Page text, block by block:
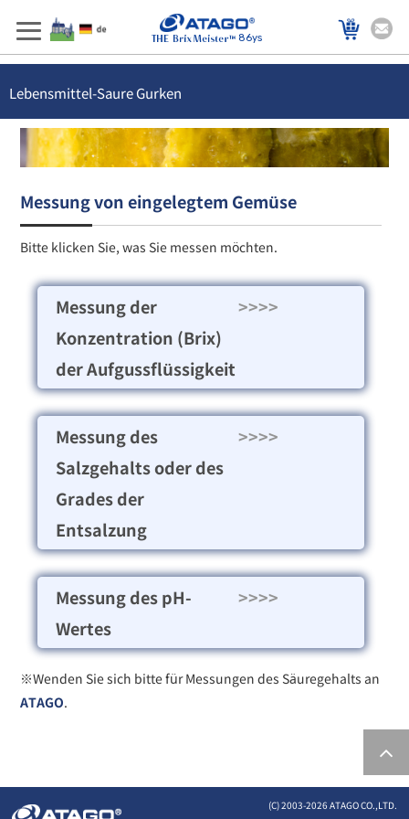
86ys
Lebensmittel-Saure Gurken
Messung von eingelegtem Gemüse
Bitte klicken Sie, was Sie messen möchten.
Messung der
Konzentration (Brix)
der Aufgussflüssigkeit
>>>>
Messung des
Salzgehalts oder des
Grades der
Entsalzung
>>>>
Messung des pH-
Wertes
>>>>
※Wenden Sie sich bitte für Messungen des Säuregehalts an
ATAGO.
(C) 2003-2026 ATAGO CO.,LTD.